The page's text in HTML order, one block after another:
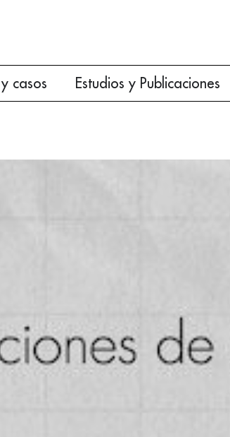
casos Estudios y Publicaciones